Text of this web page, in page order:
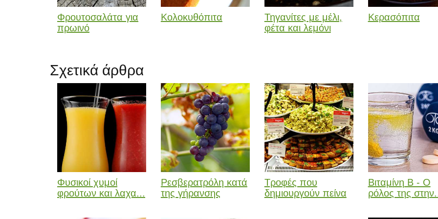
Φρουτοσαλάτα για
πρωινό
Κολοκυθόπιτα
Τηγανίτες με μέλι,
φέτα και λεμόνι
Κερασόπιτα
Σχετικά άρθρα
Φυσικοί χυμοί
φρούτων και λαχα...
Ρεσβερατρόλη κατά
της γήρανσης
Τροφές που
δημιουργούν πείνα
Βιταμίνη Β - Ο
ρόλος της